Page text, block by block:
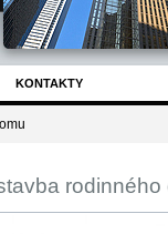
KONTAKTY
rodinného